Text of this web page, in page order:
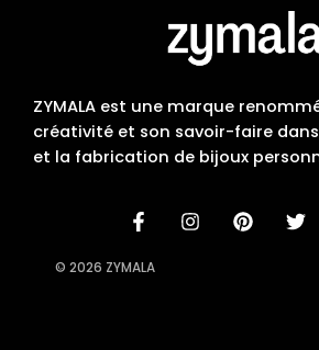
ZYMALA est une marque
créativité et son savoir-faire
et la fabrication de bijoux
© 2026 ZYMALA